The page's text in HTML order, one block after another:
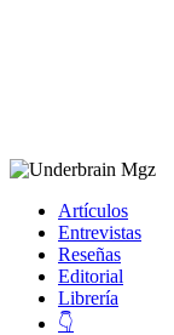
Artículos
Entrevistas
Reseñas
Editorial
Librería
👇